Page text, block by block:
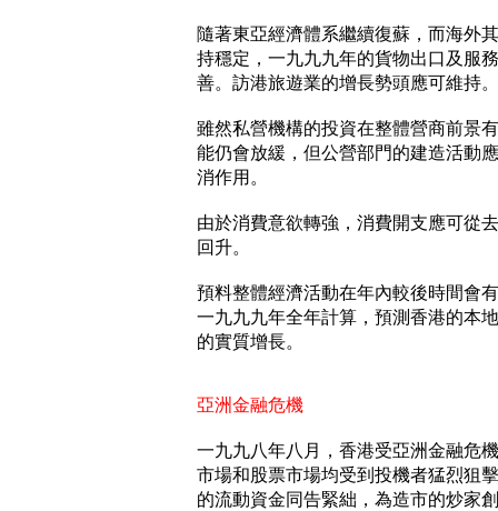
隨著東亞經濟體系繼續復蘇，而海外
持穩定，一九九九年的貨物出口及服
善。訪港旅遊業的增長勢頭應可維持。
雖然私營機構的投資在整體營商前景
能仍會放緩，但公營部門的建造活動
消作用。
由於消費意欲轉強，消費開支應可從
回升。
預料整體經濟活動在年內較後時間會
一九九九年全年計算，預測香港的本
的實質增長。
亞洲金融危機
一九九八年八月，香港受亞洲金融危
市場和股票市場均受到投機者猛烈狙
的流動資金同告緊絀，為造市的炒家